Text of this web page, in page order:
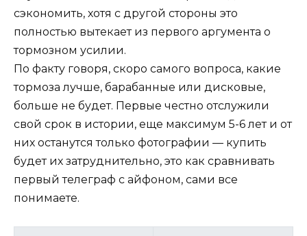
сэкономить, хотя с другой стороны это
полностью вытекает из первого аргумента о
тормозном усилии.
По факту говоря, скоро самого вопроса, какие
тормоза лучше, барабанные или дисковые,
больше не будет. Первые честно отслужили
свой срок в истории, еще максимум 5-6 лет и от
них останутся только фотографии — купить
будет их затруднительно, это как сравнивать
первый телеграф с айфоном, сами все
понимаете.